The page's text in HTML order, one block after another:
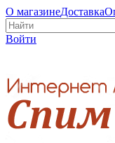
О магазинеДоставка
Войти